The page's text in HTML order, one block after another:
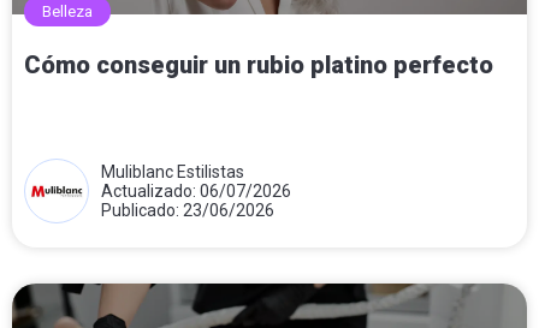
Belleza
Cómo conseguir un rubio platino perfecto
Muliblanc Estilistas
Actualizado: 06/07/2026
Publicado: 23/06/2026